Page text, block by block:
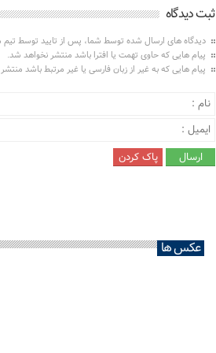
ثبت دیدگاه
دیدگاه های ارسال شده توسط شما، پس از تایید توسط
پیام هایی که حاوی تهمت یا افترا باشد منتشر نخواهد شد.
پیام هایی که به غیر از زبان فارسی یا غیر مرتبط باشد
عکس ها